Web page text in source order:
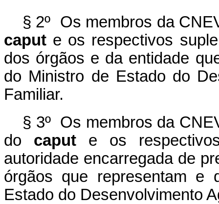
§ 2º Os membros da
caput e os respectivos
dos órgãos e da entidade
do Ministro de Estado do
Familiar.
§ 3º Os membros da
do caput e os
autoridade encarregada de
órgãos que representam e
Estado do Desenvolvimento